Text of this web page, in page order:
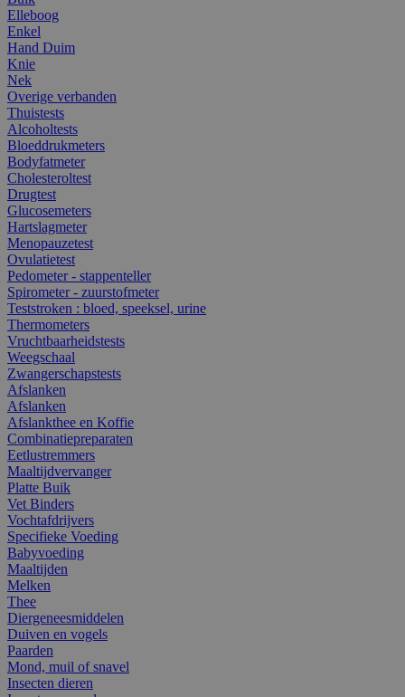
Elleboog
Enkel
Hand Duim
Knie
Nek
Overige verbanden
Thuistests
Alcoholtests
Bloeddrukmeters
Bodyfatmeter
Cholesteroltest
Drugtest
Glucosemeters
Hartslagmeter
Menopauzetest
Ovulatietest
Pedometer - stappenteller
Spirometer - zuurstofmeter
Teststroken : bloed, speeksel, urine
Thermometers
Vruchtbaarheidstests
Weegschaal
Zwangerschapstests
Afslanken
Afslanken
Afslankthee en Koffie
Combinatiepreparaten
Eetlustremmers
Maaltijdvervanger
Platte Buik
Vet Binders
Vochtafdrijvers
Specifieke Voeding
Babyvoeding
Maaltijden
Melken
Thee
Diergeneesmiddelen
Duiven en vogels
Paarden
Mond, muil of snavel
Insecten dieren